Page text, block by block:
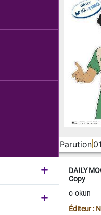
Parution
DAILY
Copy
o-okun
Éditeur :